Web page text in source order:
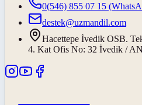
0(546) 855 07 15
destek@uzmandil.com
Hacettepe İvedik OSB.
4. Kat Ofis No: 32 İvedik /